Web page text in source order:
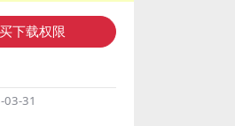
下载权限
03-31